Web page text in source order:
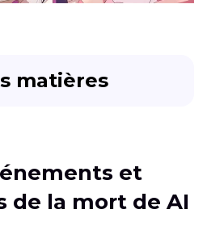
matières
images d'Ai Hoshino
de Oshi No Ko Ai
et
de la mort de AI